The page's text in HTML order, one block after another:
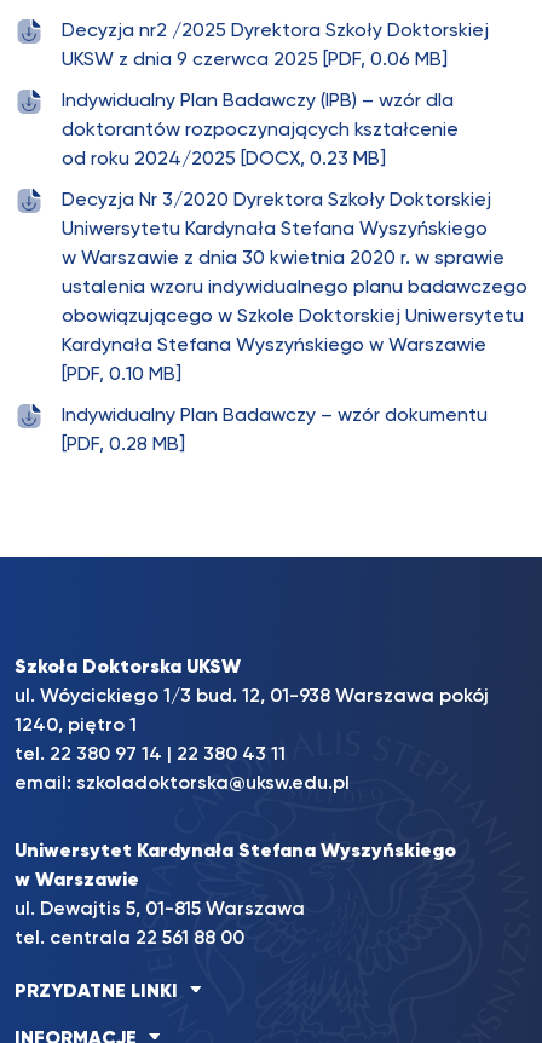
Decyzja nr2 /2025 Dyrektora Szkoły Doktorskiej
UKSW z dnia 9 czerwca 2025 [PDF, 0.06 MB]
Indywidualny Plan Badawczy (IPB) – wzór dla
doktorantów rozpoczynających kształcenie
od roku 2024/2025 [DOCX, 0.23 MB]
Decyzja Nr 3/2020 Dyrektora Szkoły Doktorskiej
Uniwersytetu Kardynała Stefana Wyszyńskiego
w Warszawie z dnia 30 kwietnia 2020 r. w sprawie
ustalenia wzoru indywidualnego planu badawczego
obowiązującego w Szkole Doktorskiej Uniwersytetu
Kardynała Stefana Wyszyńskiego w Warszawie
[PDF, 0.10 MB]
Indywidualny Plan Badawczy – wzór dokumentu
[PDF, 0.28 MB]
Szkoła Doktorska UKSW
ul. Wóycickiego 1/3 bud. 12, 01-938 Warszawa pokój
1240, piętro 1
tel. 22 380 97 14
22 380 43 11
email: szkoladoktorska@uksw.edu.pl
Uniwersytet Kardynała Stefana Wyszyńskiego
w Warszawie
ul. Dewajtis 5, 01-815 Warszawa
tel. centrala 22 561 88 00
PRZYDATNE LINKI